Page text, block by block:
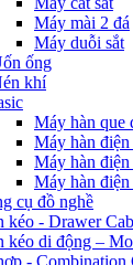
Máy mài 2 đá
Máy duỗi sắt
ống
khí
Máy hàn que
Máy hàn
Máy hàn
Máy hàn
cụ đồ nghề
kéo - Drawer
kéo di động –
- Combination